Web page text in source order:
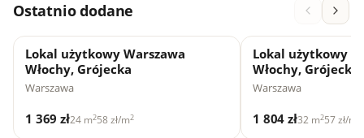
Ostatnio dodane
Lokal użytkowy Warszawa
Włochy, Grójecka
Warszawa
1 369 zł24 m258 zł/m2
Lokal użytkowy
Włochy, Grójecka
Warszawa
1 804 zł32 m257 zł/m